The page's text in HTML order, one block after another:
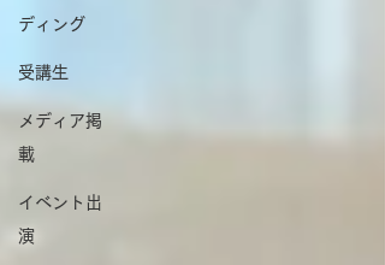
ディング
受講生
メディア掲
載
イベント出
演